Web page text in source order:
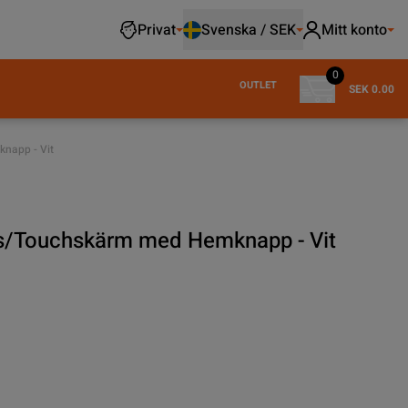
Privat
Svenska / SEK Mitt konto
OUTLET
0
SEK 0.00
- Vit
Touchskärm med Hemknapp - Vit